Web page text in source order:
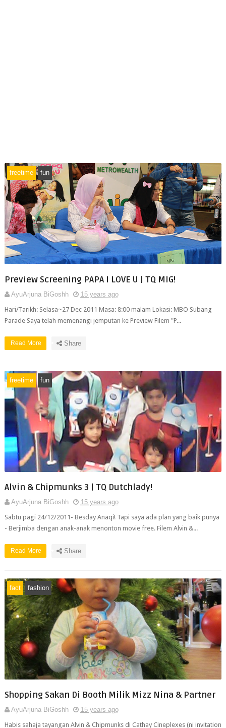
freetime fun
Preview Screening PAPA I LOVE U | TQ MIG!
AyuArjuna BiGoshh
15 years ago
Hari/Tarikh: Selasa~27 Dec 2011 Masa: 8:00 malam Lokasi: MBO Subang
Parade Saya telah memenangi jemputan ke Preview Filem "P...
Read More Share
freetime fun
Alvin & Chipmunks 3 | TQ Dutchlady!
AyuArjuna BiGoshh
15 years ago
Sabtu pagi 24/12/2011- Besday Anaqi! Tapi saya ada plan yang baik punya
- Berjimba dengan anak-anak menonton movie free. Filem Alvin &...
Read More Share
fact fashion
Shopping Sakan Di Booth Milik Mizz Nina & Partner
AyuArjuna BiGoshh
15 years ago
Habis sahaja tayangan Alvin & Chipmunks di Cathay Cineplexes (ni invitation